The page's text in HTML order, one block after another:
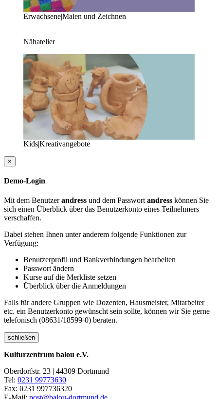
Erwachsene|Malen und Zeichnen
Nähatelier
Kids|Kreativangebote
×
Demo-Login
Mit dem Benutzerandress und dem Passwort andress können Sie
sich einen Überblick über das Benutzerkonto eines Teilnehmers
verschaffen.
Dabei stehen Ihnen unter anderem folgende Funktionen zur
Verfügung:
Benutzerprofil und Bankverbindungen bearbeiten
Passwort ändern
Kurse auf die Merkliste setzen
Überblick über die Anmeldungen
Falls für andere Gruppen wie Dozenten, Hausmeister, Mitarbeiter
etc. ein Benutzerkonto gewünscht sein sollte, können wir Sie gerne
telefonisch (08631/18599-0) beraten.
schließen
Kulturzentrum balou e.V.
Oberdorfstr. 23 | 44309 Dortmund
Tel: 0231 99773630
Fax: 0231 997736320
E-Mail: post@balou-dortmund.de